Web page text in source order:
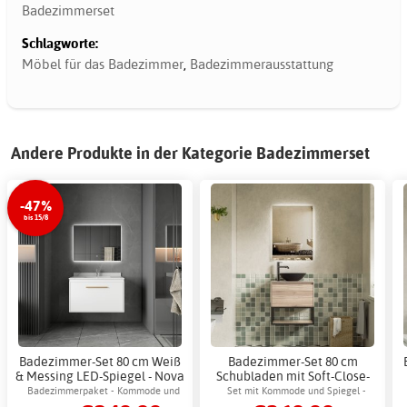
Badezimmerset
Schlagworte:
Möbel für das Badezimmer, Badezimmerausstattung
Andere Produkte in der Kategorie Badezimmerset
-47%
bis 15/8
Badezimmer-Set 80 cm Weiß
& Messing LED-Spiegel - Nova
+ 2.00 x Badezimmerhaken
Badezimmerpaket - Kommode und
Badezimmer-Set 80 cm
Schubladen mit Soft-Close-
Funktion & LED-Spiegel -
Set mit Kommode und Spiegel -